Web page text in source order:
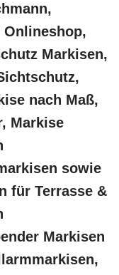
Onlineshop,
Markisen,
nach Maß,
Markise
sowie
für Terrasse &
Markisen